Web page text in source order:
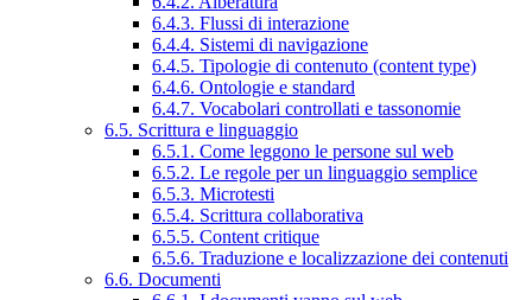
6.4.3. Flussi di interazione
6.4.4. Sistemi di navigazione
6.4.5. Tipologie di contenuto (content type)
6.4.6. Ontologie e standard
6.4.7. Vocabolari controllati e tassonomie
6.5. Scrittura e linguaggio
6.5.1. Come leggono le persone sul web
6.5.2. Le regole per un linguaggio semplice
6.5.3. Microtesti
6.5.4. Scrittura collaborativa
6.5.5. Content critique
6.5.6. Traduzione e localizzazione dei contenuti
6.6. Documenti